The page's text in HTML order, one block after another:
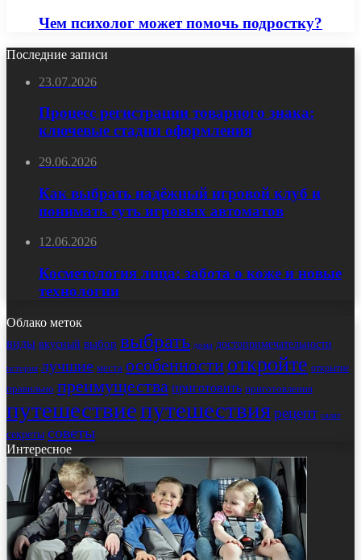
Чем психолог может помочь подростку?
Последние записи
23.07.2026
Процесс регистрации товарного знака:
ключевые стадии оформления
29.06.2026
Как выбрать надёжный игровой клуб и
понимать суть игровых автоматов
12.06.2026
Косметология лица: забота о коже и новые
технологии
Облако меток
виды вкусный выбор выбрать дома достопримечательности
история лучшие места особенности откройте открытие
правильно преимущества приготовить приготовления
путешествиепутешествиярецепт салат
секреты советы
Интересное